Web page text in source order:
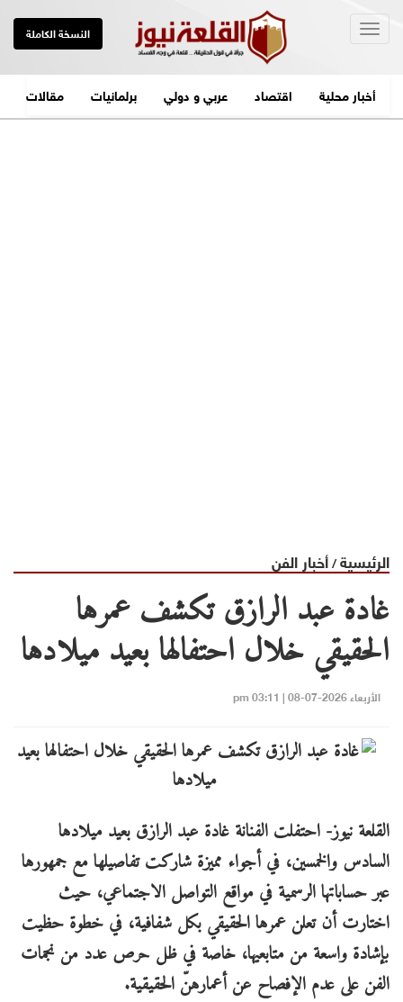
النسخة الكاملة
أخبار محلية اقتصاد عربي و دولي برلمانيات مقالات
الرئيسية/أخبار الفن
غادة عبد الرازق تكشف عمرها
الحقيقي خلال احتفالها بعيد ميلادها
الأربعاء 2026-07-08 | 03:11 pm
القلعة نيوز- احتفلت الفنانة غادة عبد الرازق بعيد ميلادها
السادس والخمسين، في أجواء مميزة شاركت تفاصيلها مع جمهورها
عبر حساباتها الرسمية في مواقع التواصل الاجتماعي، حيث
اختارت أن تعلن عمرها الحقيقي بكل شفافية، في خطوة حظيت
بإشادة واسعة من متابعيها، خاصة في ظل حرص عدد من نجمات
الفن على عدم الإفصاح عن أعمارهنّ الحقيقية.